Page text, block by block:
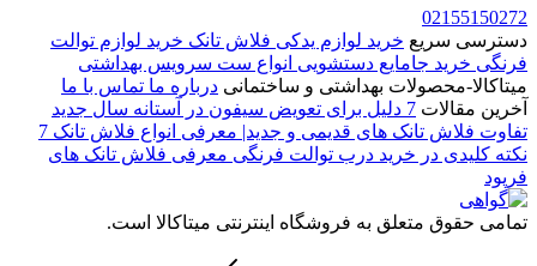
02155150272
دسترسی سریع خرید لوازم یدکی فلاش تانک خرید لوازم توالت
فرنگی خرید جامایع دستشویی انواع ست سرویس بهداشتی
میتاکالا-محصولات بهداشتی و ساختمانی درباره ما تماس با ما
آخرین مقالات 7 دلیل برای تعویض سیفون در آستانه سال جدید
تفاوت فلاش تانک های قدیمی و جدید| معرفی انواع فلاش تانک 7
نکته کلیدی در خرید درب توالت فرنگی معرفی فلاش تانک های
فرپود
تمامی حقوق متعلق به فروشگاه اینترنتی میتاکالا است.